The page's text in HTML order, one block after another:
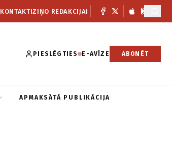
KONTAKTIZIŅO REDAKCIJAI
PIESLĒGTIES E-AVĪZE ABONĒT
APMAKSĀTĀ PUBLIKĀCIJA